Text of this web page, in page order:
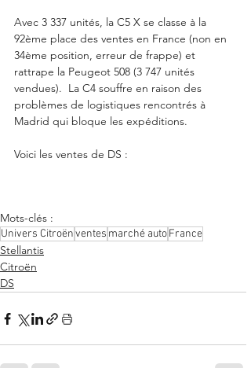
Avec 3 337 unités, la C5 X se classe à la
92ème place des ventes en France (non en
34ème position, erreur de frappe) et
rattrape la Peugeot 508 (3 747 unités
vendues).  La C4 souffre en raison des
problèmes de logistiques rencontrés à
Madrid qui bloque les expéditions.
Voici les ventes de DS :
Mots-clés :
Univers Citroënventes marché autoFrance
Stellantis
Citroën
DS